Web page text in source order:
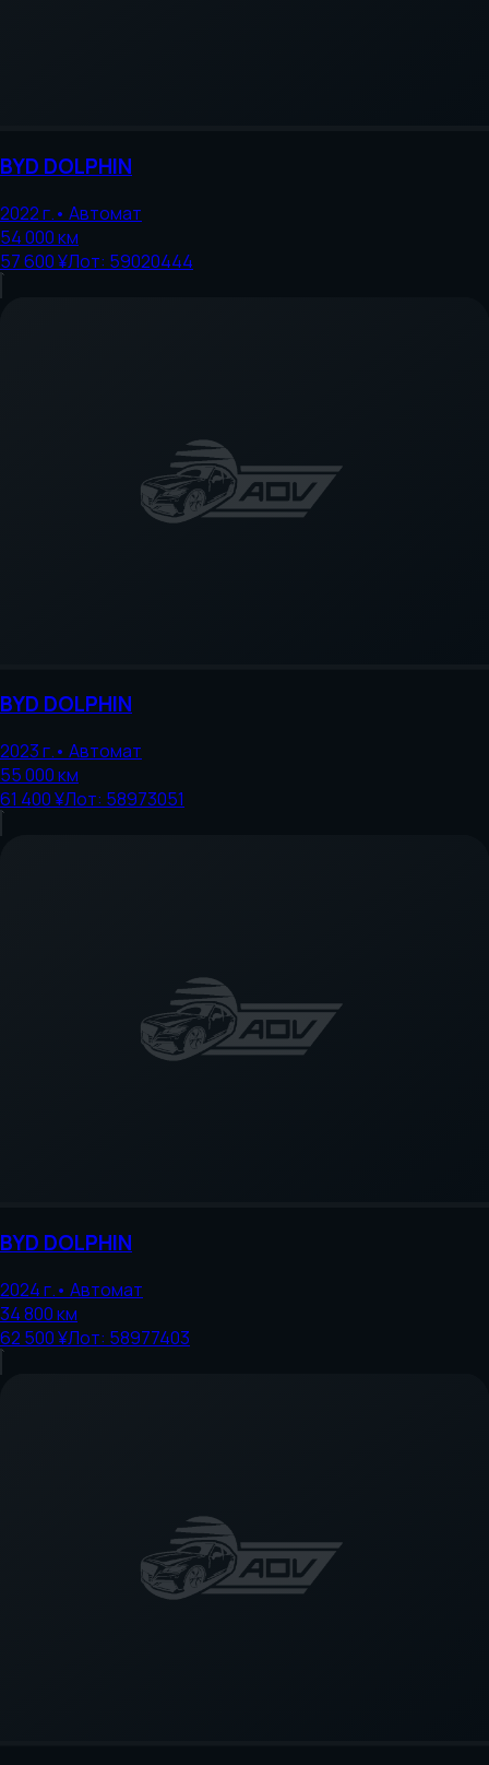
BYD DOLPHIN
2022г.• Автомат
54 000км
57 600 ¥Лот: 59020444
BYD DOLPHIN
2023г.• Автомат
55 000км
61 400 ¥Лот: 58973051
BYD DOLPHIN
2024г.• Автомат
34 800км
62 500 ¥Лот: 58977403